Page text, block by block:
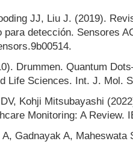
JJ, Liu J. (2019).
para detección. Sensores
Drummen. Quantum
Life Sciences. Int. J. Mol.
Kohji Mitsubayashi
Monitoring: A Review.
Gadnayak A, Maheswata